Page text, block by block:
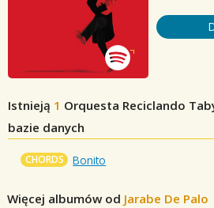
Istnieją 1 Orquesta Reciclando
bazie danych
CHORDS Bonito
Więcej albumów od Jarabe De Palo